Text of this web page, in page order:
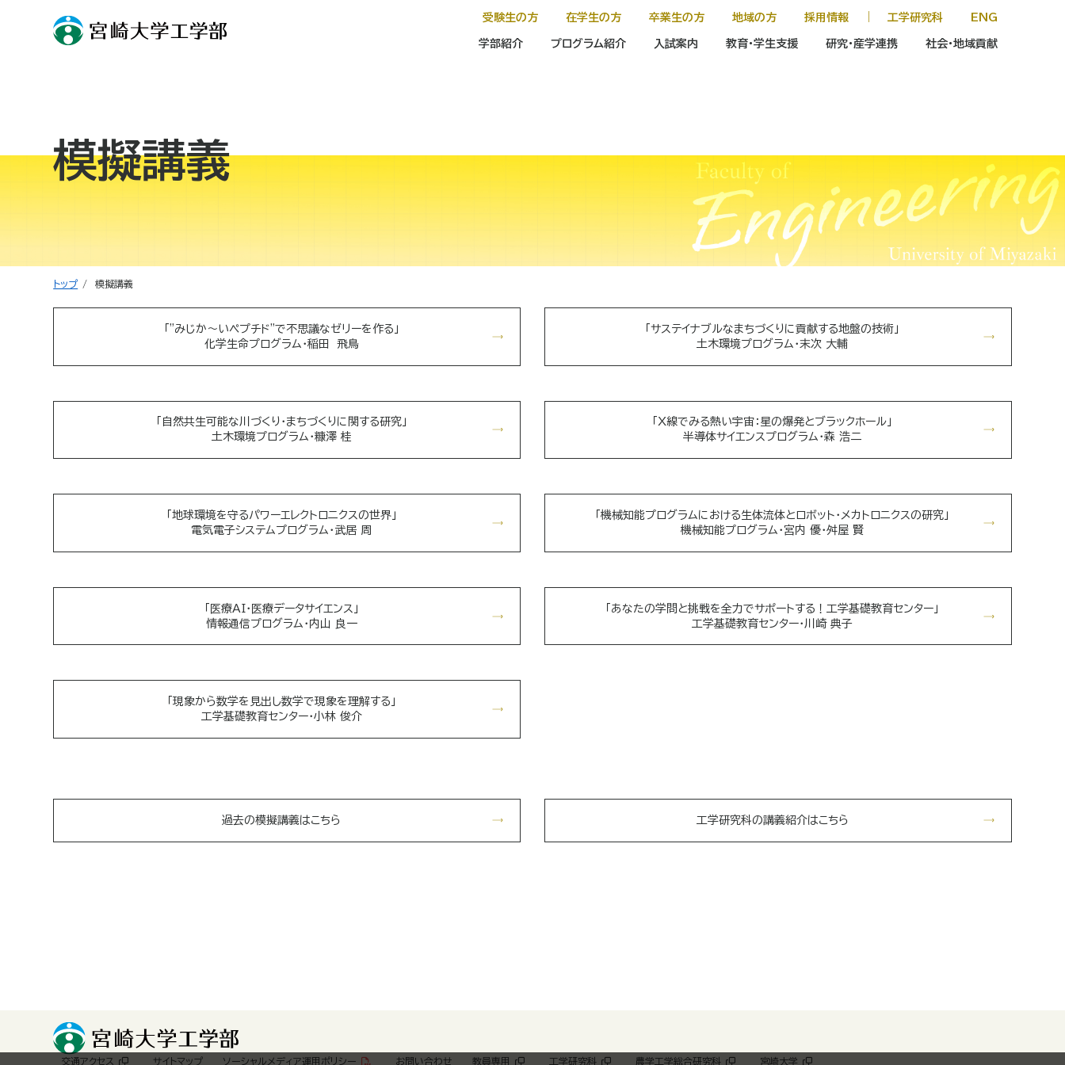
受験生の方 在学生の方 卒業生の方 地域の方 採用情報 工学研究科 ENG
学部紹介 プログラム紹介 入試案内 教育・学生支援 研究・産学連携 社会・地域貢献
模擬講義
トップ 模擬講義
「"みじか～いペプチド"で不思議なゼリーを作る」
化学生命プログラム・稲田 飛鳥
「サステイナブルなまちづくりに貢献する地盤の技術」
土木環境プログラム・末次 大輔
「自然共生可能な川づくり・まちづくりに関する研究」
土木環境プログラム・糠澤 桂
「X線でみる熱い宇宙：星の爆発とブラックホール」
半導体サイエンスプログラム・森 浩二
「地球環境を守るパワーエレクトロニクスの世界」
電気電子システムプログラム・武居 周
「機械知能プログラムにおける生体流体とロボット・メカトロニクスの研究」
機械知能プログラム・宮内 優・舛屋 賢
「医療AI・医療データサイエンス」
情報通信プログラム・内山 良一
「あなたの学問と挑戦を全力でサポートする！工学基礎教育センター」
工学基礎教育センター・川崎 典子
「現象から数学を見出し数学で現象を理解する」
工学基礎教育センター・小林 俊介
過去の模擬講義はこちら 工学研究科の講義紹介はこちら
交通アクセス サイトマップ ソーシャルメディア運用ポリシー お問い合わせ 教員専用 工学研究科 農学工学総合研究科 宮崎大学